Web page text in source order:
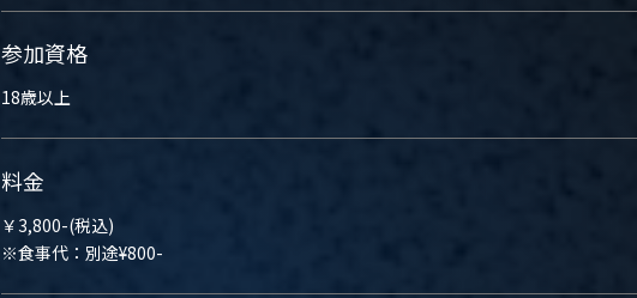
参加資格
18歳以上
料金
￥3,800-(税込)
※食事代：別途¥800-